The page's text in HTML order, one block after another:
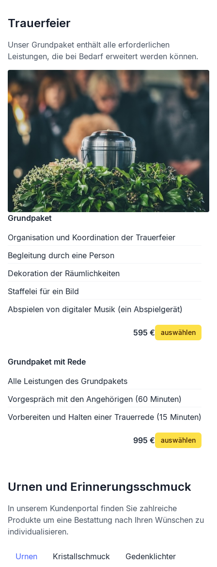
Trauerfeier
Unser Grundpaket enthält alle erforderlichen
Leistungen, die bei Bedarf erweitert werden können.
Grundpaket
Organisation und Koordination der Trauerfeier
Begleitung durch eine Person
Dekoration der Räumlichkeiten
Staffelei für ein Bild
Abspielen von digitaler Musik (ein Abspielgerät)
595 € auswählen
Grundpaket mit Rede
Alle Leistungen des Grundpakets
Vorgespräch mit den Angehörigen (60 Minuten)
Vorbereiten und Halten einer Trauerrede (15 Minuten)
995 € auswählen
Urnen und Erinnerungsschmuck
In unserem Kundenportal finden Sie zahlreiche
Produkte um eine Bestattung nach Ihren Wünschen zu
individualisieren.
Urnen Kristallschmuck Gedenklichter